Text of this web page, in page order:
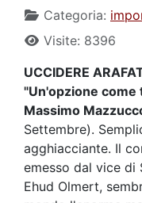
Categoria:
Visite: 8396
UCCIDERE
"Un'opzione come
Massimo
Settembre).
agghiacciante. Il
emesso dal vice di
Ehud Olmert,